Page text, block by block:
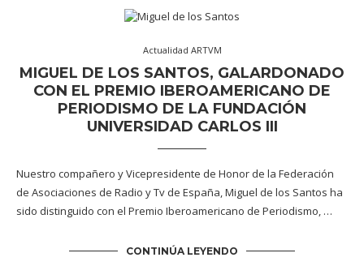
Actualidad ARTVM
MIGUEL DE LOS SANTOS, GALARDONADO
CON EL PREMIO IBEROAMERICANO DE
PERIODISMO DE LA FUNDACIÓN
UNIVERSIDAD CARLOS III
Nuestro compañero y Vicepresidente de Honor de la Federación
de Asociaciones de Radio y Tv de España, Miguel de los Santos ha
sido distinguido con el Premio Iberoamericano de Periodismo, …
CONTINÚA LEYENDO